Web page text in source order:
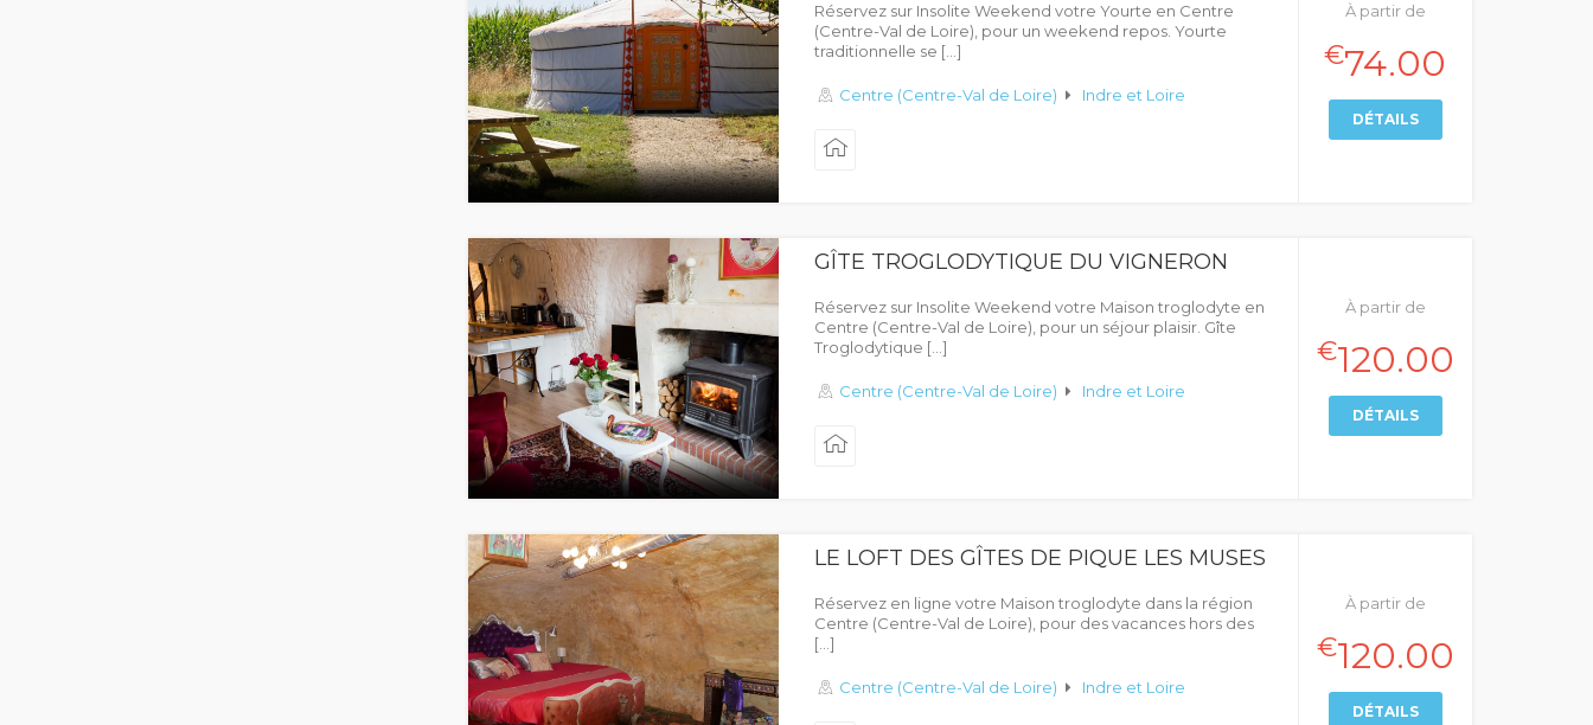
Réservez sur Insolite Weekend votre Yourte en Centre
(Centre-Val de Loire), pour un weekend repos. Yourte
traditionnelle se […]
Centre (Centre-Val de Loire) Indre et Loire
À partir de
€74.00
DÉTAILS
GÎTE TROGLODYTIQUE DU VIGNERON
Réservez sur Insolite Weekend votre Maison troglodyte en
Centre (Centre-Val de Loire), pour un séjour plaisir. Gîte
Troglodytique […]
Centre (Centre-Val de Loire) Indre et Loire
À partir de
€120.00
DÉTAILS
LE LOFT DES GÎTES DE PIQUE LES MUSES
Réservez en ligne votre Maison troglodyte dans la région
Centre (Centre-Val de Loire), pour des vacances hors des
[…]
Centre (Centre-Val de Loire) Indre et Loire
À partir de
€120.00
DÉTAILS